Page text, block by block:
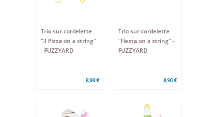
Trio sur cordelette
"3 Pizza on a string"
- FUZZYARD
8,90 €
Trio sur cordelette
"Fiesta on a string" -
FUZZYARD
8,90 €